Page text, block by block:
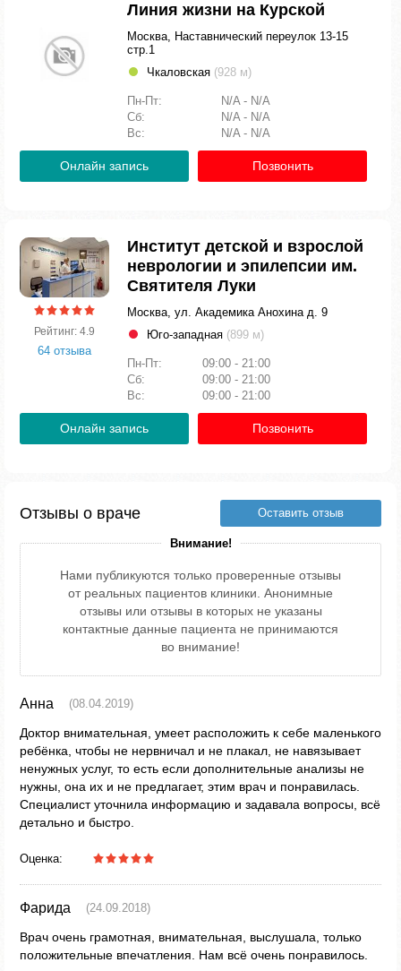
Линия жизни на Курской
Москва, Наставнический переулок 13-15
стр.1
Чкаловская (928 м)
Пн-Пт:
N/A - N/A
Сб:
N/A - N/A
Вс:
N/A - N/A
Онлайн запись Позвонить
Рейтинг: 4.9
64 отзыва
Институт детской и взрослой
неврологии и эпилепсии им.
Святителя Луки
Москва, ул. Академика Анохина д. 9
Юго-западная (899 м)
Пн-Пт:
09:00 - 21:00
Сб:
09:00 - 21:00
Вс:
09:00 - 21:00
Онлайн запись Позвонить
Отзывы о враче Оставить отзыв
Внимание!
Нами публикуются только проверенные отзывы
от реальных пациентов клиники. Анонимные
отзывы или отзывы в которых не указаны
контактные данные пациента не принимаются
во внимание!
Анна (08.04.2019)
Доктор внимательная, умеет расположить к себе маленького
ребёнка, чтобы не нервничал и не плакал, не навязывает
ненужных услуг, то есть если дополнительные анализы не
нужны, она их и не предлагает, этим врач и понравилась.
Специалист уточнила информацию и задавала вопросы, всё
детально и быстро.
Оценка:
Фарида (24.09.2018)
Врач очень грамотная, внимательная, выслушала, только
положительные впечатления. Нам всё очень понравилось.